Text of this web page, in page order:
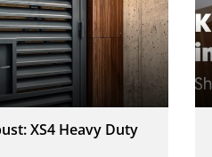
XS4 Heavy Duty